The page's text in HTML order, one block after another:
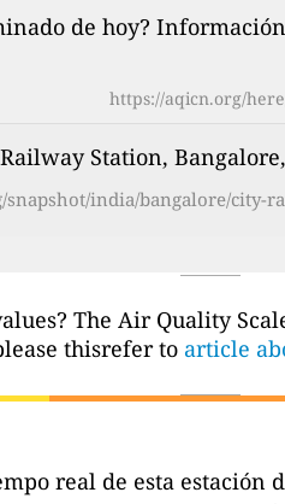
de hoy?
https://aqicn.org/
Station,
india/bangalore/city-
The Air Quality
thisrefer to article
real de esta